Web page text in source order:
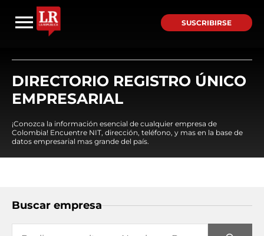
SUSCRIBIRSE
DIRECTORIO REGISTRO ÚNICO
EMPRESARIAL
¡Conozca la información esencial de cualquier empresa de
Colombia! Encuentre NIT, dirección, teléfono, y mas en la base de
datos empresarial mas grande del país.
Buscar empresa